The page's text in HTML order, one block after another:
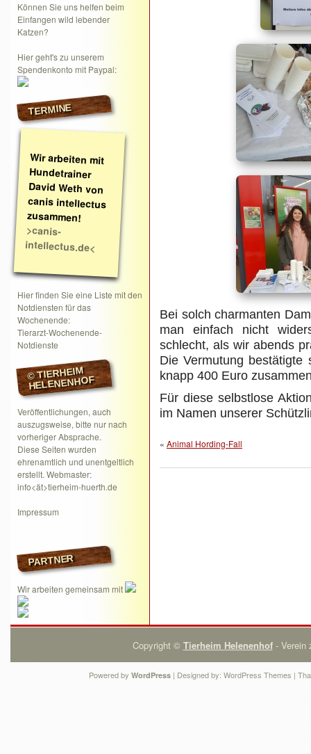
Können Sie uns helfen beim
Einfangen wild lebender
Katzen?
Hier geht's zu unserem
Spendenkonto mit Paypal:
TERMINE
Wir arbeiten mit
Hundetrainer
David Weth von
canis intellectus
zusammen!
>canis-
intellectus.de<
Hier finden Sie eine Liste mit den
Notdiensten für das
Wochenende:
Tierarzt-Wochenende-
Notdienste
© TIERHEIM
HELENENHOF
Veröffentlichungen, auch
auszugsweise, bitte nur nach
vorheriger Absprache.
Diese Seiten wurden
ehrenamtlich und unentgeltlich
erstellt. Webmaster:
info<ät>tierheim-huerth.de
Impressum
PARTNER
Wir arbeiten gemeinsam mit
Bei solch charmanten
man einfach nicht
schlecht, als wir abends
Die Vermutung
knapp 400 Euro
Für diese selbstlose
im Namen unserer
« Animal Hording-Fall
Copyright © Tierheim Helenenhof- Verein
Powered by WordPress | Designed by: WordPress Themes |